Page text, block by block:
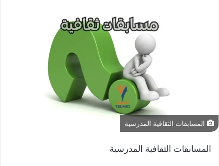
المسابقات الثقافية المدرسية
المسابقات الثقافية المدرسية